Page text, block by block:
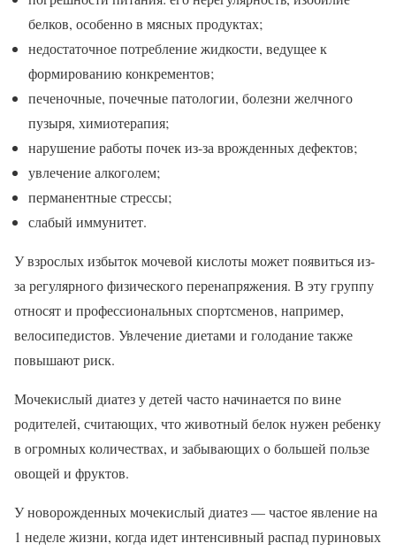
белков, особенно в мясных продуктах;
недостаточное потребление жидкости, ведущее к
формированию конкрементов;
печеночные, почечные патологии, болезни желчного
пузыря, химиотерапия;
нарушение работы почек из-за врожденных дефектов;
увлечение алкоголем;
перманентные стрессы;
слабый иммунитет.
У взрослых избыток мочевой кислоты может появиться из-
за регулярного физического перенапряжения. В эту группу
относят и профессиональных спортсменов, например,
велосипедистов. Увлечение диетами и голодание также
повышают риск.
Мочекислый диатез у детей часто начинается по вине
родителей, считающих, что животный белок нужен ребенку
в огромных количествах, и забывающих о большей пользе
овощей и фруктов.
У новорожденных мочекислый диатез — частое явление на
1 неделе жизни, когда идет интенсивный распад пуриновых